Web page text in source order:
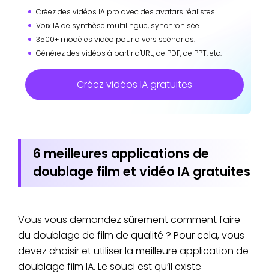
Créez des vidéos IA pro avec des avatars réalistes.
Voix IA de synthèse multilingue, synchronisée.
3500+ modèles vidéo pour divers scénarios.
Générez des vidéos à partir d'URL, de PDF, de PPT, etc.
Créez vidéos IA gratuites
6 meilleures applications de
doublage film et vidéo IA gratuites
Vous vous demandez sûrement comment faire
du doublage de film de qualité ? Pour cela, vous
devez choisir et utiliser la meilleure application de
doublage film IA. Le souci est qu’il existe